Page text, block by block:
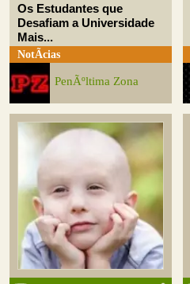
Os Estudantes que
Desafiam a Universidade
Mais...
NotÃ­cias
PenÃºltima Zona